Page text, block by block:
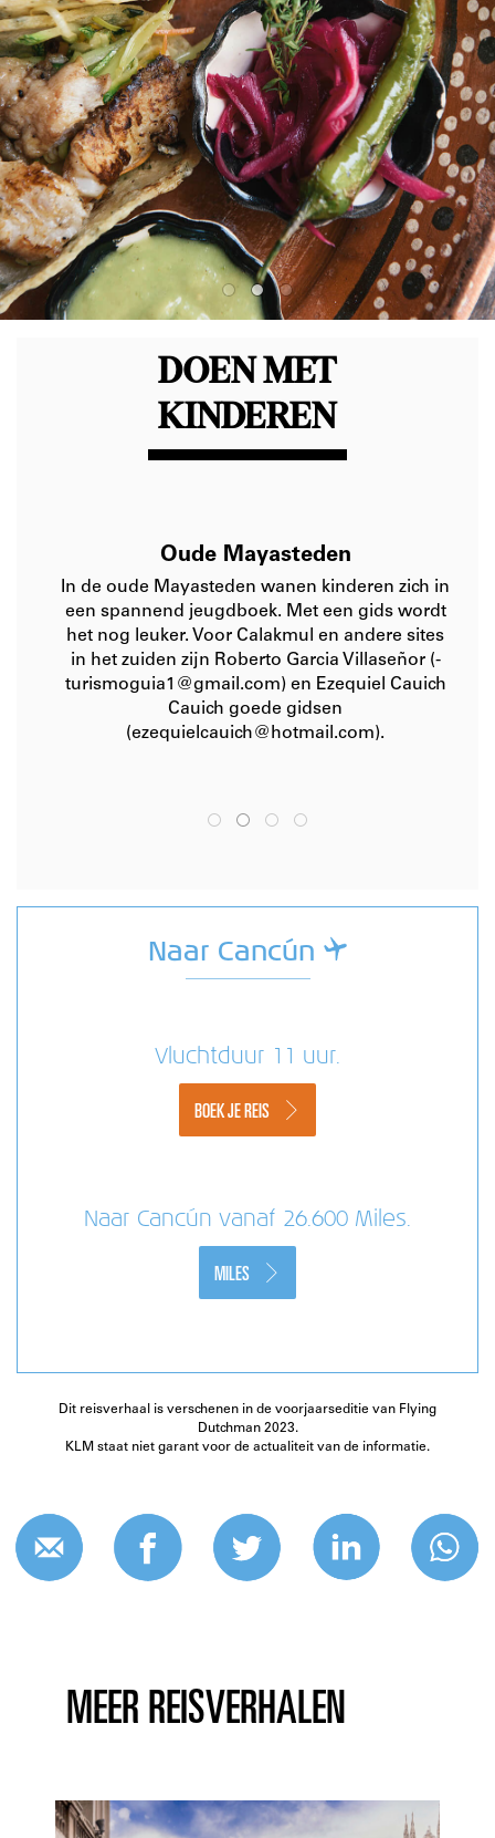
DOEN MET
KINDEREN
Oude Mayasteden
In de oude Mayasteden wanen kinderen zich in
een spannend jeugdboek. Met een gids wordt
het nog leuker. Voor Calakmul en andere sites
in het zuiden zijn Roberto Garcia Villaseñor (­
turismoguia1@gmail.com) en Ezequiel Cauich
Cauich goede gidsen
(­ezequielcauich@hotmail.com).
Naar Cancún
Vluchtduur 11 uur.
BOEK JE REIS
Naar Cancún vanaf 26.600 Miles.
MILES
Dit reisverhaal is verschenen in de voorjaarseditie van Flying
Dutchman 2023.
KLM staat niet garant voor de actualiteit van de informatie.
MEER REISVERHALEN